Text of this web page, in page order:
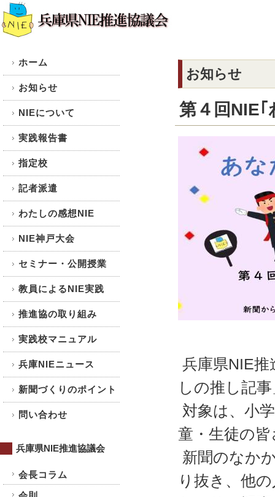
ホーム
お知らせ
NIEについて
実践報告書
指定校
記者派遣
わたしの感想NIE
NIE神戸大会
セミナー・公開授業
教員によるNIE実践
推進協の取り組み
実践校マニュアル
兵庫NIEニュース
新聞づくりのポイント
問い合わせ
兵庫県NIE推進協議会
会長コラム
お知らせ
第４回NIE
兵庫県NIE推
しの推し記
対象は、小
童・生徒の
新聞のなか
り抜き、他